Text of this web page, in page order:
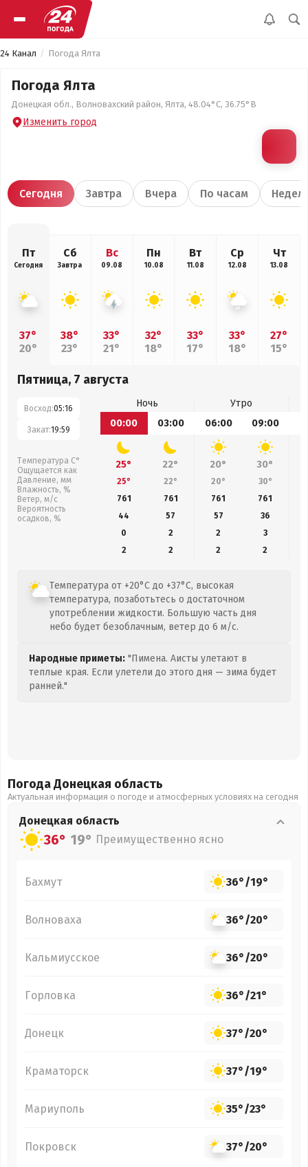
24 Канал Погода Ялта
Погода Ялта
Донецкая обл., Волновахский район, Ялта, 48.04°С, 36.75°В
Изменить город
Сегодня Завтра Вчера По часам
Пт
Сегодня
37°
20°
Сб
Завтра
38°
23°
Вс
09.08
33°
21°
Пн
10.08
32°
18°
Вт
11.08
33°
17°
Ср
12.08
33°
18°
Чт
13.08
27°
15°
Пятница, 7 августа
Восход:05:16
Закат:19:59
Температура С°
Ощущается как
Давление, мм
Влажность, %
Ветер, м/с
Вероятность
осадков, %
Ночь
Утро
00:00
03:00 06:00 09:00
25° 22° 20° 30°
25° 22° 20° 30°
761
761 761 761
44
57 57 36
0
2 2
3
2
2 2 2
Температура от +20°C до +37°C, высокая
температура, позаботьтесь о достаточном
употреблении жидкости. Большую часть дня
небо будет безоблачным, ветер до 6 м/с.
Народные приметы: "Пимена. Аисты улетают в
теплые края. Если улетели до этого дня — зима будет
ранней."
Погода Донецкая область
Актуальная информация о погоде и атмосферных условиях на сегодня
Донецкая область
36° 19° Преимущественно ясно
Бахмут 36°/19°
Волноваха 36°/20°
Кальмиусское 36°/20°
Горловка 36°/21°
Донецк 37°/20°
Краматорск 37°/19°
Мариуполь 35°/23°
Покровск 37°/20°